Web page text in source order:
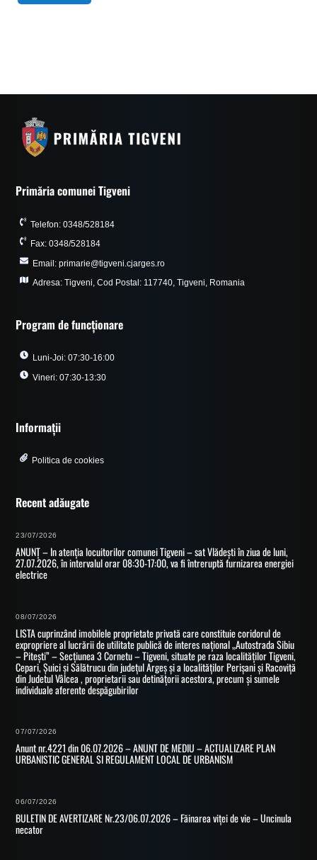
Primăria comunei Tigveni
Telefon: 0348/528184
Fax: 0348/528184
Email: primarie@tigveni.cjarges.ro
Adresa: Tigveni, Cod Postal: 117740, Tigveni, Romania
Program de funcționare
Luni-Joi: 07:30-16:00
Vineri: 07:30-13:30
Informații
Politica de cookies
Recent adăugate
23/07/2026
ANUNȚ – In atenția locuitorilor comunei Tigveni – sat Vlădești în ziua de luni,
27.07.2026, în intervalul orar 08:30-17:00, va fi întreruptă furnizarea energiei
electrice
08/07/2026
LISTA cuprinzând imobilele proprietate privată care constituie coridorul de
expropriere al lucrării de utilitate publică de interes național „Autostrada Sibiu
– Pitești” – Secțiunea 3 Cornetu – Tigveni, situate pe raza localităților Tigveni,
Cepari, Șuici și Sălătrucu din județul Argeș și a localităților Perișani și Racoviță
din Judetul Vâlcea , proprietarii sau detinățorii acestora, precum și sumele
individuale aferente despăgubirilor
07/07/2026
Anunt nr.4221 din 06.07.2026 – ANUNT DE MEDIU – ACTUALIZARE PLAN
URBANISTIC GENERAL SI REGULAMENT LOCAL DE URBANISM
06/07/2026
BULETIN DE AVERTIZARE Nr.23/06.07.2026 – Făinarea viței de vie – Uncinula
necator